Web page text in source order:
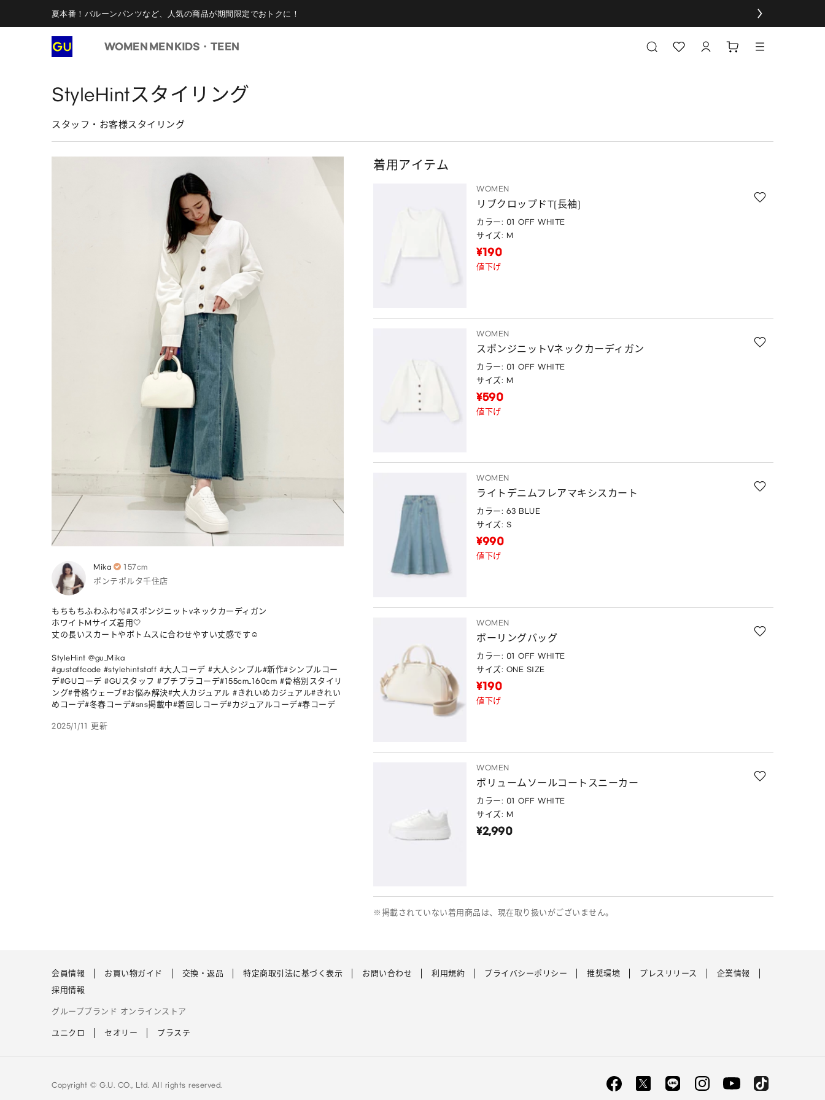
夏本番！バルーンパンツなど、人気の商品が期間限定でおトクに！
WOMEN MENKIDS・TEEN
StyleHintスタイリング
スタッフ・お客様スタイリング
Mika
157cm
ポンテポルタ千住店
もちもちふわふわ🫧#スポンジニットvネックカーディガン
ホワイトMサイズ着用🤍
丈の長いスカートやボトムスに合わせやすい丈感です☺️
StyleHint @gu_Mika
#gustaffcode #stylehintstaff #大人コーデ #大人シンプル#新作#シンプルコー
デ#GUコーデ #GUスタッフ #プチプラコーデ#155cm_160cm #骨格別スタイリ
ング#骨格ウェーブ#お悩み解決#大人カジュアル #きれいめカジュアル#きれい
めコーデ#冬春コーデ#sns掲載中#着回しコーデ#カジュアルコーデ#春コーデ
2025/1/11 更新
着用アイテム
WOMEN
リブクロップドT(長袖)
カラー: 01 OFF WHITE
サイズ: M
¥190
値下げ
WOMEN
スポンジニットVネックカーディガン
カラー: 01 OFF WHITE
サイズ: M
¥590
値下げ
WOMEN
ライトデニムフレアマキシスカート
カラー: 63 BLUE
サイズ: S
¥990
値下げ
WOMEN
ボーリングバッグ
カラー: 01 OFF WHITE
サイズ: ONE SIZE
¥190
値下げ
WOMEN
ボリュームソールコートスニーカー
カラー: 01 OFF WHITE
サイズ: M
¥2,990
※掲載されていない着用商品は、現在取り扱いがございません。
会員情報 お買い物ガイド 交換・返品 特定商取引法に基づく表示 お問い合わせ 利用規約 プライバシーポリシー 推奨環境 プレスリリース
企業情報
採用情報
グループブランド オンラインストア
ユニクロ セオリー プラステ
Copyright © G.U. CO., Ltd. All rights reserved.